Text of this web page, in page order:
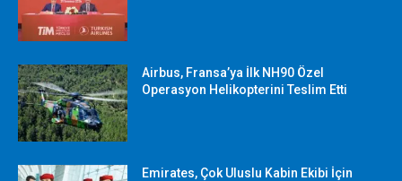
Airbus, Fransa’ya İlk NH90 Özel
Operasyon Helikopterini Teslim Etti
Emirates, Çok Uluslu Kabin Ekibi İçin